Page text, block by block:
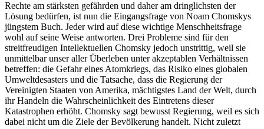
Rechte am stärksten gefährden und daher am dringlichsten der
Lösung bedürfen, ist nun die Eingangsfrage von Noam Chomskys
jüngstem Buch. Jeder wird auf diese wichtige Menschheitsfrage
wohl auf seine Weise antworten. Drei Probleme sind für den
streitfreudigen Intellektuellen Chomsky jedoch unstrittig, weil sie
unmittelbar unser aller Überleben unter akzeptablen Verhältnissen
betreffen: die Gefahr eines Atomkriegs, das Risiko eines globalen
Umweltdesasters und die Tatsache, dass die Regierung der
Vereinigten Staaten von Amerika, mächtigstes Land der Welt, durch
ihr Handeln die Wahrscheinlichkeit des Eintretens dieser
Katastrophen erhöht. Chomsky sagt bewusst Regierung, weil es sich
dabei nicht um die Ziele der Bevölkerung handelt. Nicht zuletzt